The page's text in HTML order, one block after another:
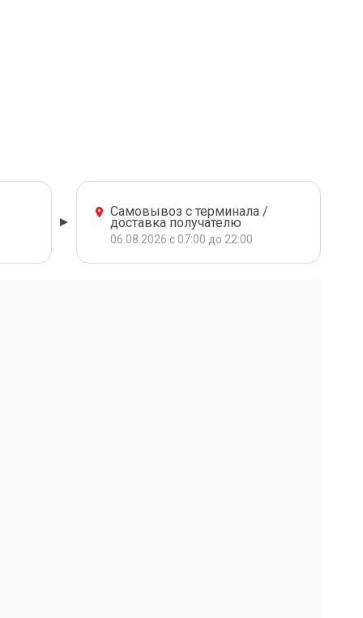
Самовывоз с терминала /
доставка получателю
06.08.2026 с 07:00 до 22:00